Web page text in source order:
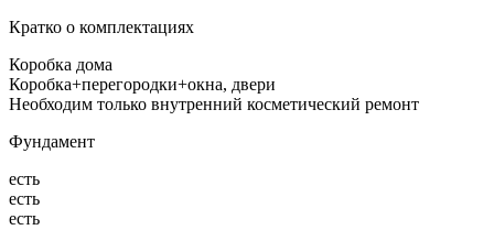
Кратко о комплектациях
Коробка дома
Коробка+перегородки+окна, двери
Необходим только внутренний косметический ремонт
Фундамент
есть
есть
есть